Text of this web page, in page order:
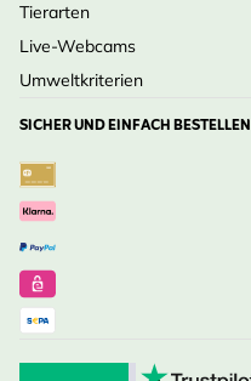
Tierarten
Live-Webcams
Umweltkriterien
SICHER UND EINFACH BESTELLEN